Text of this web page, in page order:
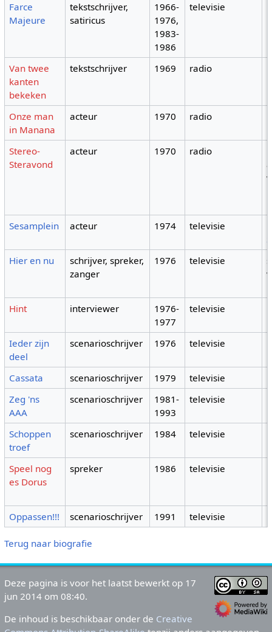
Farce
Majeure
tekstschrijver,
satiricus
1966-
1976,
1983-
1986
televisie
Van twee
kanten
bekeken
tekstschrijver 1969 radio
Onze man
in Manana
acteur 1970 radio
Stereo-
Steravond
acteur 1970 radio
Sesamplein
acteur 1974 televisie
Hier en nu
schrijver, spreker,
zanger
1976 televisie
Hint
interviewer
1976-
1977
televisie
Ieder zijn
deel
scenarioschrijver 1976 televisie
Cassata scenarioschrijver 1979
televisie
Zeg 'ns
AAA
scenarioschrijver
1981-
1993
televisie
Schoppen
troef
scenarioschrijver 1984 televisie
Speel nog
es Dorus
spreker 1986 televisie
Oppassen!!!
scenarioschrijver 1991 televisie
Terug naar biografie
Deze pagina is voor het laatst bewerkt op 17
jun 2014 om 08:40.
De inhoud is beschikbaar onder de Creative